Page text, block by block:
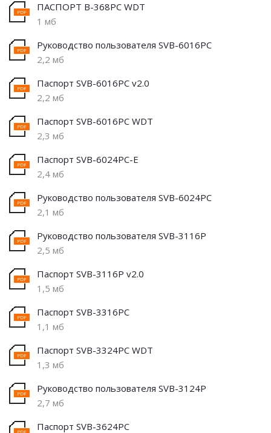
ПАСПОРТ B-368PC WDT
1 мб
Руководство пользователя SVB-6016PС
2,2 мб
Паспорт SVB-6016PC v2.0
2,2 мб
Паспорт SVB-6016PC WDT
2,3 мб
Паспорт SVB-6024PC-E
2,4 мб
Руководство пользователя SVB-6024PС
2,1 мб
Руководство пользователя SVB-3116P
2,5 мб
Паспорт SVB-3116P v2.0
1,5 мб
Паспорт SVB-3316PC
1,1 мб
Паспорт SVB-3324PC WDT
1,3 мб
Руководство пользователя SVB-3124P
2,7 мб
Паспорт SVB-3624PC